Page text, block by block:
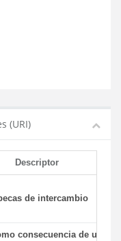
(URI)
Descriptor
de intercambio
consecuencia de un